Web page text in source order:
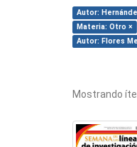
Autor:
Materia: Otro ×
Autor: Flores
Mostrando